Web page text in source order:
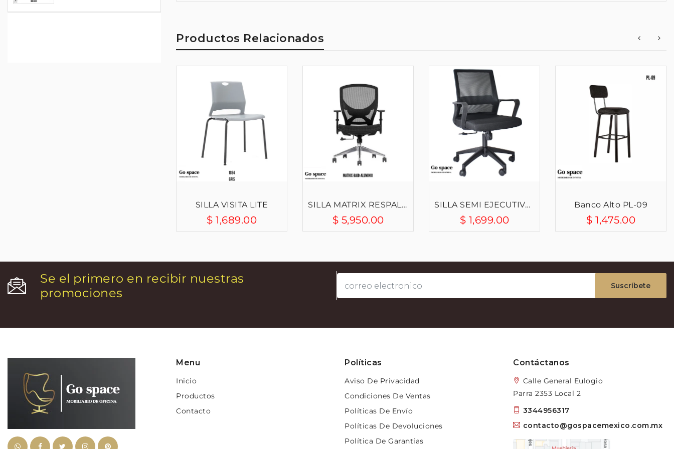
Productos Relacionados
SILLA VISITA LITE
$ 1,689.00
SILLA MATRIX RESPALDO BAJO ...
$ 5,950.00
SILLA SEMI EJECUTIVA SLING ...
$ 1,699.00
Banco Alto PL-09
$ 1,475.00
Se el primero en recibir nuestras
promociones
Suscríbete
Menu
Inicio
Productos
Contacto
Políticas
Aviso De Privacidad
Condiciones De Ventas
Políticas De Envío
Políticas De Devoluciones
Política De Garantías
Contáctanos
Calle General Eulogio
Parra 2353 Local 2
3344956317
contacto@gospacemexico.com.mx